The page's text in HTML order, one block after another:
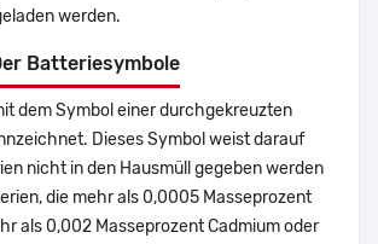
werden.
Batteriesymbole
dem Symbol einer durchgekreuzten
Dieses Symbol weist darauf
nicht in den Hausmüll gegeben werden
die mehr als 0,0005 Masseprozent
als 0,002 Masseprozent Cadmium oder